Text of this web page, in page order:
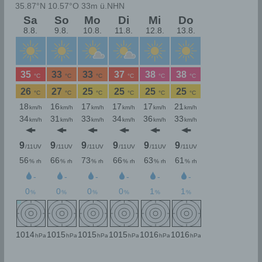
Die Internetseite enthält aufgrund von gesetzlichen
Vorschriften Angaben, die eine schnelle elektronische
Kontaktaufnahme zu unserem Unternehmen sowie eine
unmittelbare Kommunikation mit uns ermöglichen, was
ebenfalls eine allgemeine Adresse der sogenannten
elektronischen Post (E-Mail-Adresse) umfasst. Sofern
eine betroffene Person per E-Mail oder über ein
Kontaktformular den Kontakt mit dem für die
Verarbeitung Verantwortlichen aufnimmt, werden die von
personenbezogenen Daten automatisch gespeichert.
Solche auf freiwilliger Basis von einer betroffenen Person
an den für die Verarbeitung Verantwortlichen
übermittelten personenbezogenen Daten werden für
Zwecke der Bearbeitung oder der Kontaktaufnahme zur
betroffenen Person gespeichert. Es erfolgt keine
Weitergabe dieser personenbezogenen Daten an Dritte.